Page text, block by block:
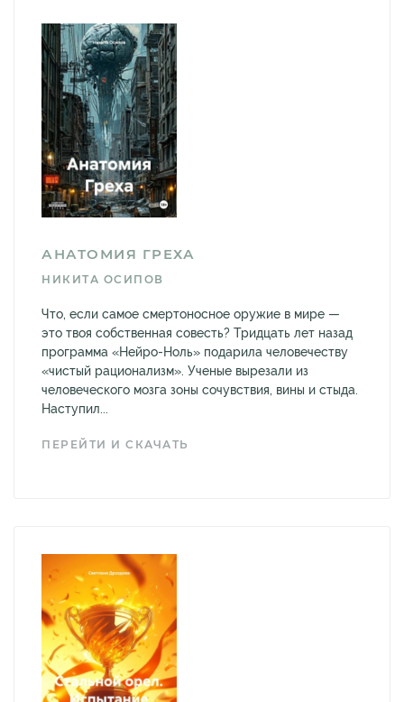
АНАТОМИЯ ГРЕХА
НИКИТА ОСИПОВ
Что, если самое смертоносное оружие в мире —
это твоя собственная совесть? Тридцать лет назад
программа «Нейро-Ноль» подарила человечеству
«чистый рационализм». Ученые вырезали из
человеческого мозга зоны сочувствия, вины и стыда.
Наступил...
ПЕРЕЙТИ И СКАЧАТЬ